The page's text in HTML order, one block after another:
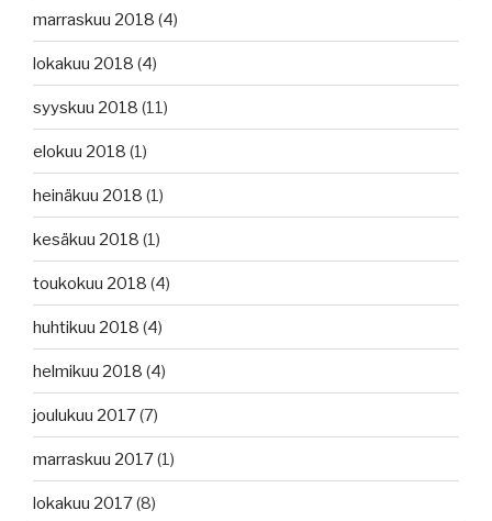
marraskuu 2018 (4)
lokakuu 2018 (4)
syyskuu 2018 (11)
elokuu 2018 (1)
heinäkuu 2018 (1)
kesäkuu 2018 (1)
toukokuu 2018 (4)
huhtikuu 2018 (4)
helmikuu 2018 (4)
joulukuu 2017(7)
marraskuu 2017(1)
lokakuu 2017(8)